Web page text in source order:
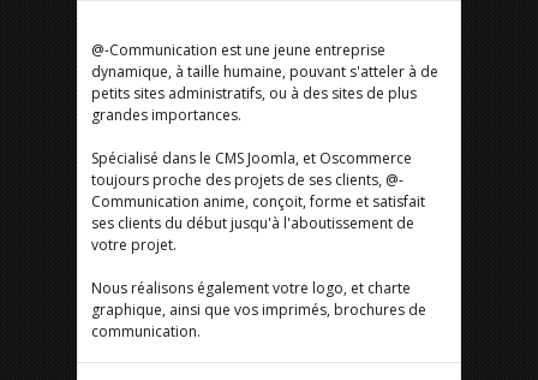
@-Communication est une jeune entreprise
dynamique, à taille humaine, pouvant s'atteler à de
petits sites administratifs, ou à des sites de plus
grandes importances.
Spécialisé dans le CMS Joomla, et Oscommerce
toujours proche des projets de ses clients, @-
Communication anime, conçoit, forme et satisfait
ses clients du début jusqu'à l'aboutissement de
votre projet.
Nous réalisons également votre logo, et charte
graphique, ainsi que vos imprimés, brochures de
communication.